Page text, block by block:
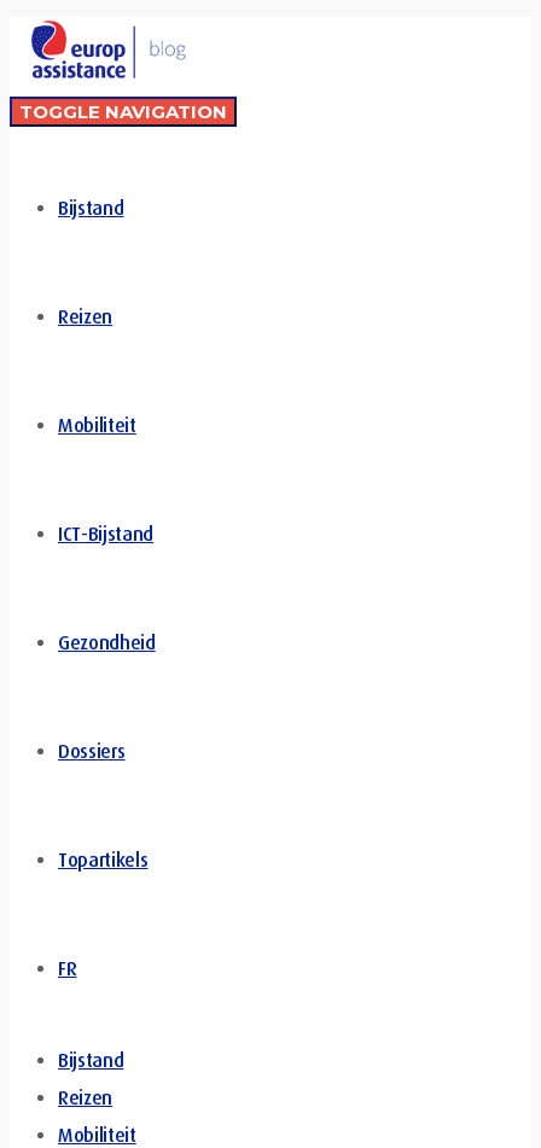
TOGGLE NAVIGATION
Bijstand
Reizen
Mobiliteit
ICT-Bijstand
Gezondheid
Dossiers
Topartikels
FR
Bijstand
Reizen
Mobiliteit